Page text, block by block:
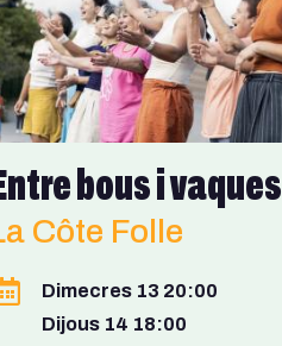
bous i vaques
Côte Folle
Dimecres 13 20:00
Dijous 14 18:00